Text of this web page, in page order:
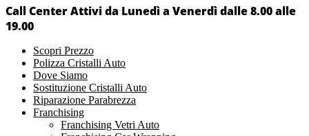
Call Center Attivi da Lunedì a Venerdì dalle 8.00 alle
19.00
Scopri Prezzo
Polizza Cristalli Auto
Dove Siamo
Sostituzione Cristalli Auto
Riparazione Parabrezza
Franchising
Franchising Vetri Auto